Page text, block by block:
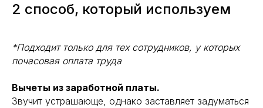
2 способ, который используем
*Подходит только для тех сотрудников, у которых
почасовая оплата труда
Вычеты из заработной платы.
Звучит устрашающе, однако заставляет задуматься